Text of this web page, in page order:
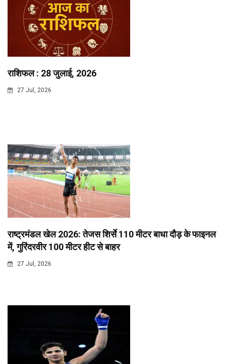
राशिफल : 28 जुलाई, 2026
27 Jul, 2026
राष्ट्रमंडल खेल 2026: तेजस शिर्से 110 मीटर बाधा दौड़ के फाइनल
में, गुरिंदरवीर 100 मीटर हीट से बाहर
27 Jul, 2026